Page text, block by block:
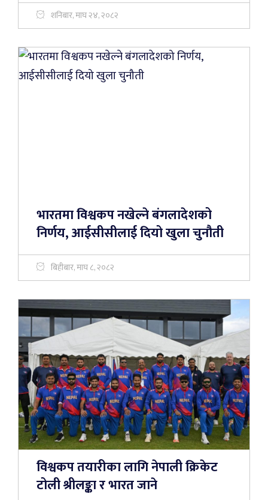
शनिबार, माघ २४, २०८२
भारतमा विश्वकप नखेल्ने बंगलादेशको
निर्णय, आईसीसीलाई दियो खुला चुनौती
बिहीबार, माघ ८, २०८२
विश्वकप तयारीका लागि नेपाली क्रिकेट
टोली श्रीलङ्का र भारत जाने